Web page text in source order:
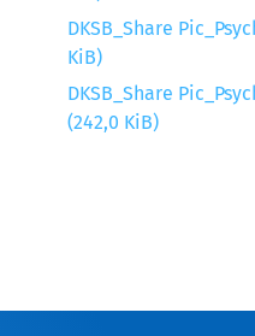
DKSB_Share
KiB)
DKSB_Share
(242,0 KiB)